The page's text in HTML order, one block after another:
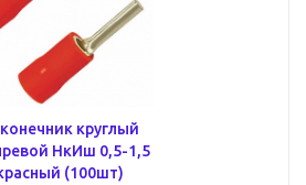
круглый
НкИш 0,5-1,5
(100шт)